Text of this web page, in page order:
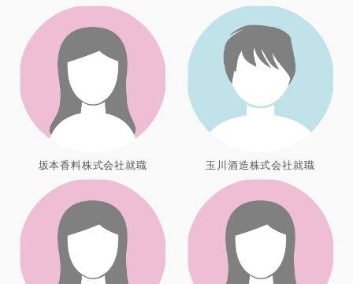
坂本香料株式会社就職 玉川酒造株式会社就職